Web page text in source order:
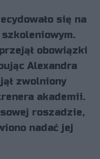
się na
obowiązki
Alexandra
zwolniony
akademii.
roszadzie,
nadać jej